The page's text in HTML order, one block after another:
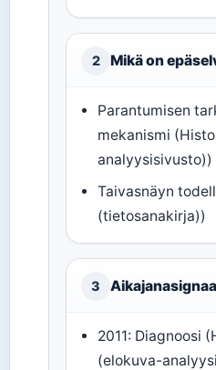
2 Mikä on
Parantumisen
mekanismi
analyysisivusto))
Taivasnäyn
(tietosanakirja))
3
2011: Diagnoosi
(elokuva-